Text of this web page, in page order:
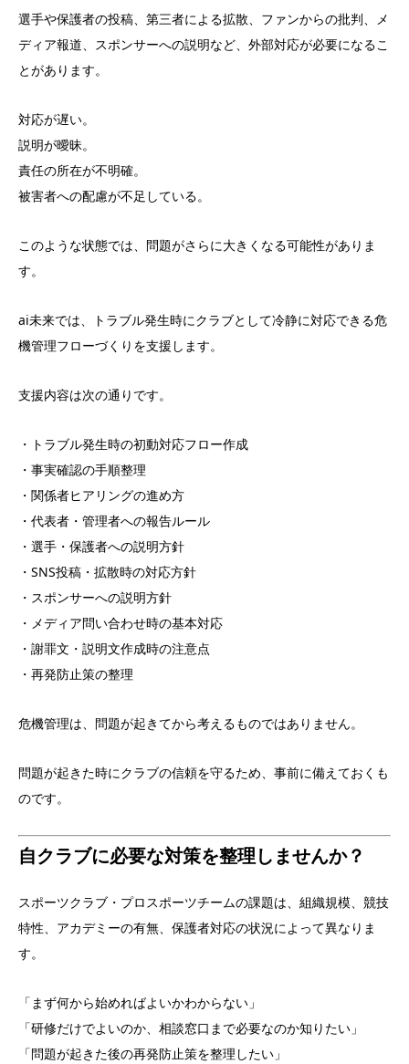
選手や保護者の投稿、第三者による拡散、ファンからの批判、メ
ディア報道、スポンサーへの説明など、外部対応が必要になるこ
とがあります。
対応が遅い。
説明が曖昧。
責任の所在が不明確。
被害者への配慮が不足している。
このような状態では、問題がさらに大きくなる可能性がありま
す。
ai未来では、トラブル発生時にクラブとして冷静に対応できる危
機管理フローづくりを支援します。
支援内容は次の通りです。
・トラブル発生時の初動対応フロー作成
・事実確認の手順整理
・関係者ヒアリングの進め方
・代表者・管理者への報告ルール
・選手・保護者への説明方針
・SNS投稿・拡散時の対応方針
・スポンサーへの説明方針
・メディア問い合わせ時の基本対応
・謝罪文・説明文作成時の注意点
・再発防止策の整理
危機管理は、問題が起きてから考えるものではありません。
問題が起きた時にクラブの信頼を守るため、事前に備えておくも
のです。
自クラブに必要な対策を整理しませんか？
スポーツクラブ・プロスポーツチームの課題は、組織規模、競技
特性、アカデミーの有無、保護者対応の状況によって異なりま
す。
「まず何から始めればよいかわからない」
「研修だけでよいのか、相談窓口まで必要なのか知りたい」
「問題が起きた後の再発防止策を整理したい」